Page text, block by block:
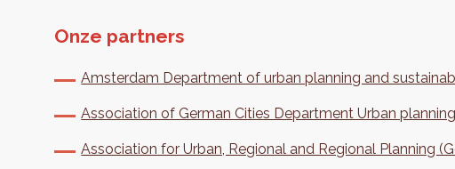
Onze partners
Amsterdam Department of urban planning and
Association of German Cities Department Urban
Association for Urban, Regional and Regional Planning